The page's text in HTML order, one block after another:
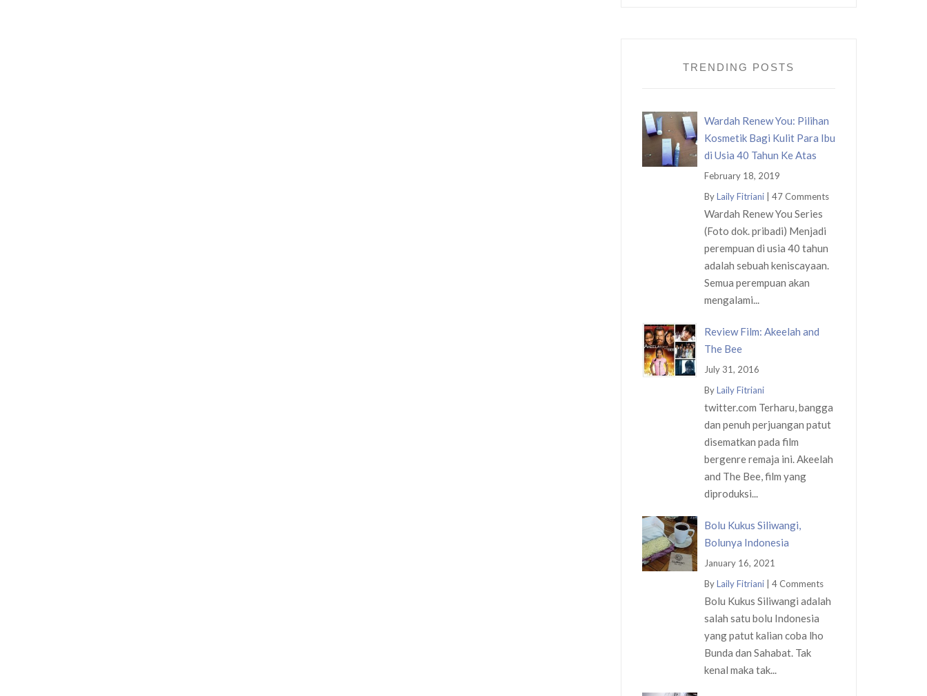
TRENDING POSTS
Wardah Renew You: Pilihan
Kosmetik Bagi Kulit Para Ibu
di Usia 40 Tahun Ke Atas
February 18, 2019
ByLaily Fitriani | 47 Comments
Wardah Renew You Series
(Foto dok. pribadi) Menjadi
perempuan di usia 40 tahun
adalah sebuah keniscayaan.
Semua perempuan akan
mengalami...
Review Film: Akeelah and
The Bee
July 31, 2016
ByLaily Fitriani
twitter.com Terharu, bangga
dan penuh perjuangan patut
disematkan pada film
bergenre remaja ini. Akeelah
and The Bee, film yang
diproduksi...
Bolu Kukus Siliwangi,
Bolunya Indonesia
January 16, 2021
ByLaily Fitriani | 4 Comments
Bolu Kukus Siliwangi adalah
salah satu bolu Indonesia
yang patut kalian coba lho
Bunda dan Sahabat. Tak
kenal maka tak...